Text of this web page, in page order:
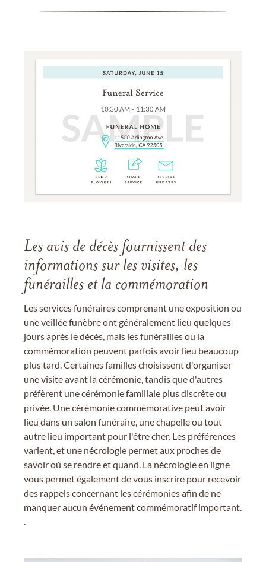
Les avis de décès fournissent des
informations sur les visites, les
funérailles et la commémoration
Les services funéraires comprenant une exposition ou
une veillée funèbre ont généralement lieu quelques
jours après le décès, mais les funérailles ou la
commémoration peuvent parfois avoir lieu beaucoup
plus tard. Certaines familles choisissent d'organiser
une visite avant la cérémonie, tandis que d'autres
préfèrent une cérémonie familiale plus discrète ou
privée. Une cérémonie commémorative peut avoir
lieu dans un salon funéraire, une chapelle ou tout
autre lieu important pour l'être cher. Les préférences
varient, et une nécrologie permet aux proches de
savoir où se rendre et quand. La nécrologie en ligne
vous permet également de vous inscrire pour recevoir
des rappels concernant les cérémonies afin de ne
manquer aucun événement commémoratif important.